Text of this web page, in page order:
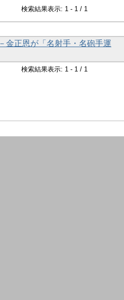
検索結果表示: 1 - 1 / 1
金正恩が「名射手・名砲手運
検索結果表示: 1 - 1 / 1